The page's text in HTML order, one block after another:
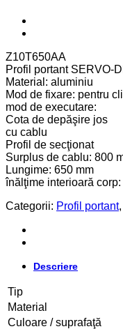
Z10T650AA
Profil portant SERVO-
Material: aluminiu
Mod de fixare: pentru
mod de executare:
Cota de depăşire jos
cu cablu
Profil de secţionat
Surplus de cablu: 800
Lungime: 650 mm
înălţime interioară
Categorii: Profil portant,
Descriere
Tip
Material
Culoare / suprafaţă